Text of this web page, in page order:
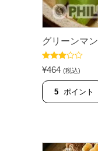
グリーンマ
5段階中
3.50 の
評価
¥464 (税込)
5 ポイント